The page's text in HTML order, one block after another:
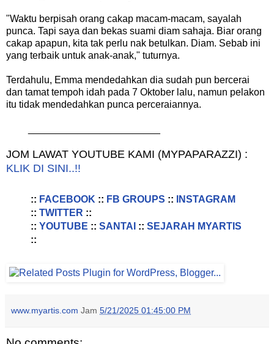
"Waktu berpisah orang cakap macam-macam, sayalah
punca. Tapi saya dan bekas suami diam sahaja. Biar orang
cakap apapun, kita tak perlu nak betulkan. Diam. Sebab ini
yang terbaik untuk anak-anak," tuturnya.
Terdahulu, Emma mendedahkan dia sudah pun bercerai
dan tamat tempoh idah pada 7 Oktober lalu, namun pelakon
itu tidak mendedahkan punca perceraiannya.
JOM LAWAT YOUTUBE KAMI (MYPAPARAZZI) :
KLIK DI SINI..!!
:: FACEBOOK :: FB GROUPS ::
INSTAGRAM
:: TWITTER ::
:: YOUTUBE :: SANTAI :: SEJARAH MYARTIS
::
www.myartis.com Jam 5/21/2025 01:45:00 PM